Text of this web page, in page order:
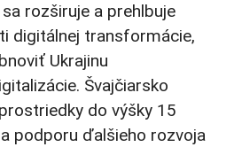
rozširuje a prehlbuje
digitálnej transformácie,
Ukrajinu
Švajčiarsko
do výšky 15
podporu ďalšieho rozvoja